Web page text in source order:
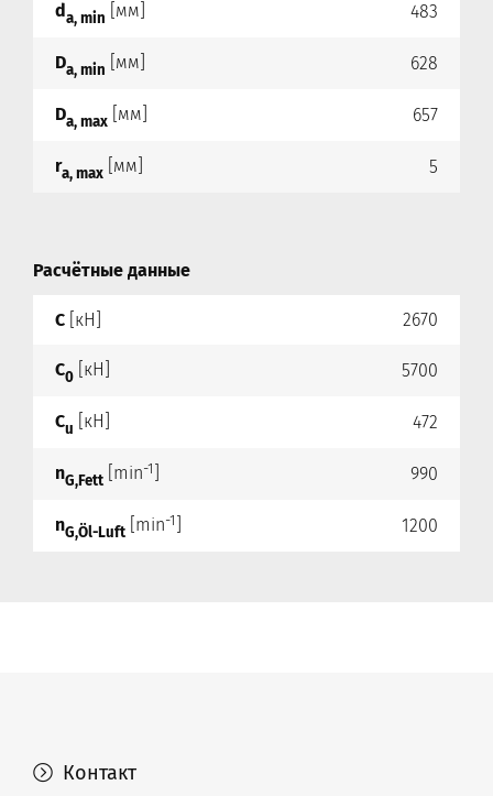
da, min [мм] 483
Da, min [мм] 628
Da, max [мм] 657
ra, max [мм] 5
Расчётные данные
C [кН] 2670
C0 [кН] 5700
Cu [кН] 472
nG,Fett [min-1 990
nG,Öl-Luft [min-1 1200
Контакт